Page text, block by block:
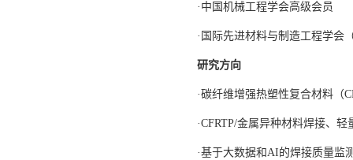
·中国机械工程学会高级会员
·国际先进材料与制造工程学会
研究方向
·碳纤维增强热塑性复合材料（
·CFRTP/金属异种材料焊接、
·基于大数据和AI的焊接质量监